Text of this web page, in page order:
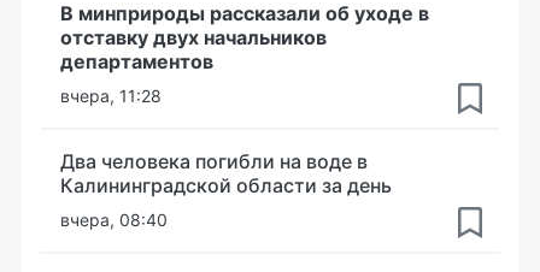
В минприроды рассказали об уходе в
отставку двух начальников
департаментов
вчера, 11:28
Два человека погибли на воде в
Калининградской области за день
вчера, 08:40